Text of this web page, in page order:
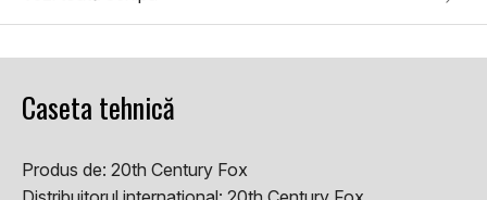
Caseta tehnică
Produs de: 20th Century Fox